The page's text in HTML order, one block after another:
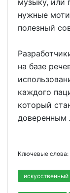
музыку, или
нужные
полезный
на базе
каждого
который
доверенным
Ключевые слова:
искусственный